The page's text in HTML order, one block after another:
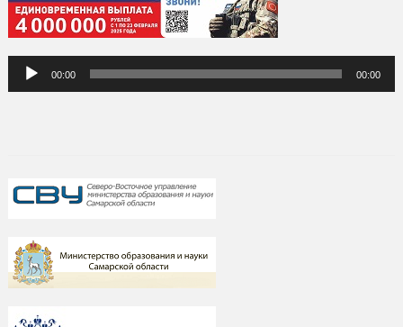
Аудиоплеер
00:00 00:00